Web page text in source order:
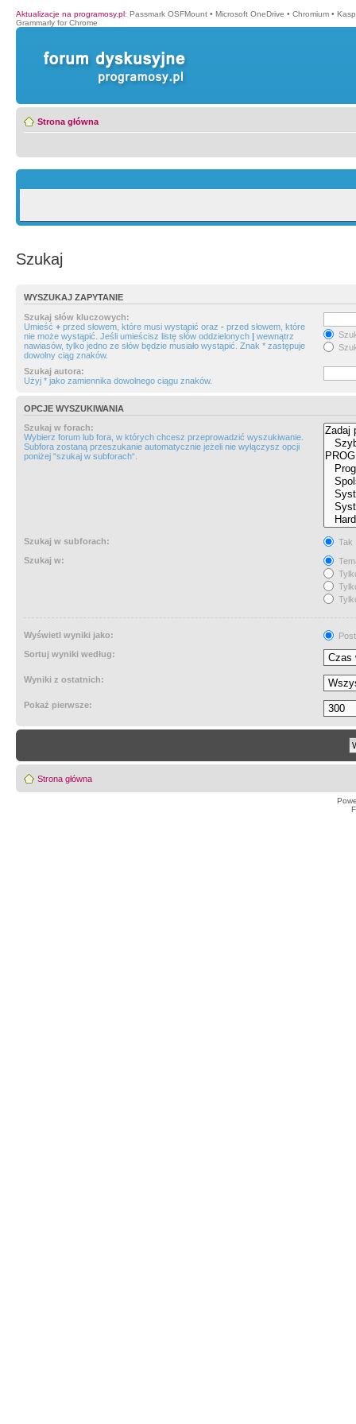
Aktualizacje na programosy.pl: Passmark OSFMount • Microsoft OneDrive • Chromium •
Grammarly for Chrome
Strona główna
Szukaj
WYSZUKAJ ZAPYTANIE
Szukaj słów kluczowych:
Umieść + przed słowem, które musi wystąpić oraz - przed słowem, które
nie może wystąpić. Jeśli umieścisz listę słów oddzielonych | wewnątrz
nawiasów, tylko jedno ze słów będzie musiało wystąpić. Znak * zastępuje
dowolny ciąg znaków.
Szukaj autora:
Użyj * jako zamiennika dowolnego ciągu znaków.
OPCJE WYSZUKIWANIA
Szukaj w forach:
Wybierz forum lub fora, w których chcesz przeprowadzić wyszukiwanie.
Subfora zostaną przeszukanie automatycznie jeżeli nie wyłączysz opcji
poniżej “szukaj w subforach“.
Szukaj w subforach:
Tak
Szukaj w:
Wyświetl wyniki jako:
Sortuj wyniki według:
Wyniki z ostatnich:
Pokaż pierwsze:
Strona główna